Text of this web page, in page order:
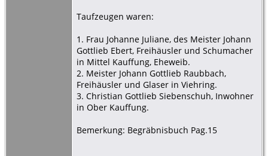
Taufzeugen waren:
1. Frau Johanne Juliane, des Meister Johann
Gottlieb Ebert, Freihäusler und Schumacher
in Mittel Kauffung, Eheweib.
2. Meister Johann Gottlieb Raubbach,
Freihäusler und Glaser in Viehring.
3. Christian Gottlieb Siebenschuh, Inwohner
in Ober Kauffung.
Bemerkung: Begräbnisbuch Pag.15